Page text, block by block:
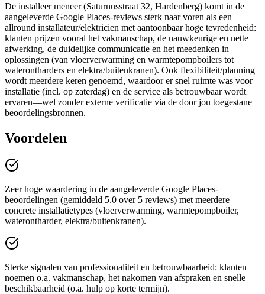
De installeer meneer (Saturnusstraat 32, Hardenberg) komt in de
aangeleverde Google Places-reviews sterk naar voren als een
allround installateur/elektricien met aantoonbaar hoge tevredenheid:
klanten prijzen vooral het vakmanschap, de nauwkeurige en nette
afwerking, de duidelijke communicatie en het meedenken in
oplossingen (van vloerverwarming en warmtepompboilers tot
waterontharders en elektra/buitenkranen). Ook flexibiliteit/planning
wordt meerdere keren genoemd, waardoor er snel ruimte was voor
installatie (incl. op zaterdag) en de service als betrouwbaar wordt
ervaren—wel zonder externe verificatie via de door jou toegestane
beoordelingsbronnen.
Voordelen
Zeer hoge waardering in de aangeleverde Google Places-
beoordelingen (gemiddeld 5.0 over 5 reviews) met meerdere
concrete installatietypes (vloerverwarming, warmtepompboiler,
waterontharder, elektra/buitenkranen).
Sterke signalen van professionaliteit en betrouwbaarheid: klanten
noemen o.a. vakmanschap, het nakomen van afspraken en snelle
beschikbaarheid (o.a. hulp op korte termijn).